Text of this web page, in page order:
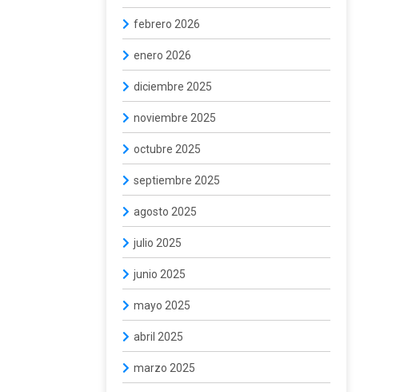
febrero 2026
enero 2026
diciembre 2025
noviembre 2025
octubre 2025
septiembre 2025
agosto 2025
julio 2025
junio 2025
mayo 2025
abril 2025
marzo 2025